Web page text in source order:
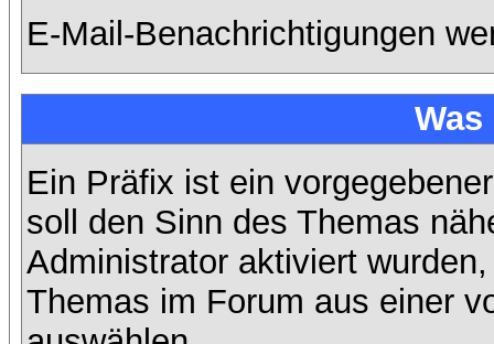
E-Mail-Benachrichtigungen
Ein Präfix ist ein
soll den Sinn des Themas
Administrator aktiviert
Themas im Forum aus einer